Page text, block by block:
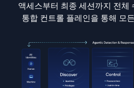
액세스부터 최종 세션까지 전체
통합 컨트롤 플레인을 통해 모